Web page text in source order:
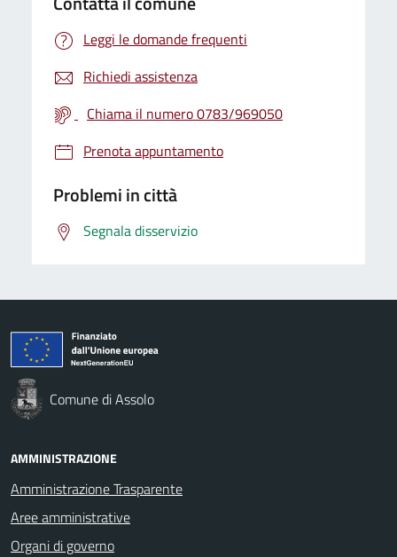
Leggi le domande frequenti
Richiedi assistenza
Chiama il numero 0783/969050
Prenota appuntamento
Problemi in città
Segnala disservizio
Comune di Assolo
AMMINISTRAZIONE
Amministrazione Trasparente
Aree amministrative
Organi di governo